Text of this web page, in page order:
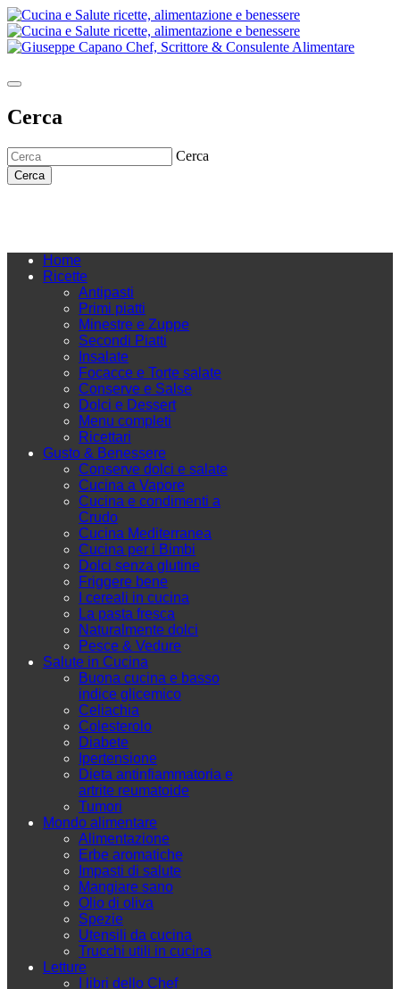
Cerca
Cerca
Cerca
Home
Ricette
Antipasti
Primi piatti
Minestre e Zuppe
Secondi Piatti
Insalate
Focacce e Torte salate
Conserve e Salse
Dolci e Dessert
Menu completi
Ricettari
Gusto & Benessere
Conserve dolci e salate
Cucina a Vapore
Cucina e condimenti a
Crudo
Cucina Mediterranea
Cucina per i Bimbi
Dolci senza glutine
Friggere bene
I cereali in cucina
La pasta fresca
Naturalmente dolci
Pesce & Vedure
Salute in Cucina
Buona cucina e basso
indice glicemico
Celiachia
Colesterolo
Diabete
Ipertensione
Dieta antinfiammatoria e
artrite reumatoide
Tumori
Mondo alimentare
Alimentazione
Erbe aromatiche
Impasti di salute
Mangiare sano
Olio di oliva
Spezie
Utensili da cucina
Trucchi utili in cucina
Letture
I libri dello Chef